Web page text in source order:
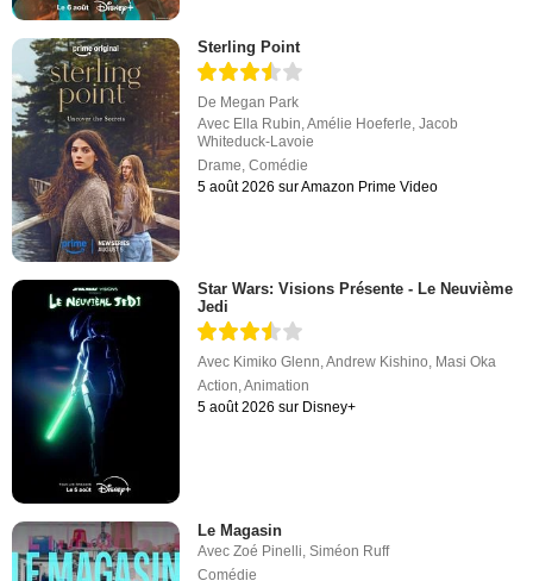
Sterling Point
De Megan Park
Avec Ella Rubin ,Amélie Hoeferle ,Jacob
Whiteduck-Lavoie
Drame ,Comédie
5 août 2026 sur Amazon Prime Video
Star Wars: Visions Présente - Le Neuvième
Jedi
Avec Kimiko Glenn,Andrew Kishino, Masi Oka
Action,Animation
5 août 2026 sur Disney+
Le Magasin
AvecZoé Pinelli,Siméon Ruff
Comédie